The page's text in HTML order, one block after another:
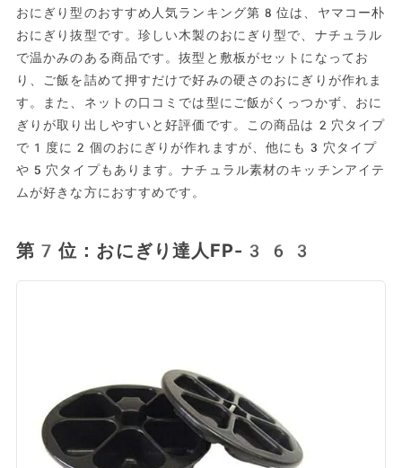
おにぎり型のおすすめ人気ランキング第8位は、ヤマコー朴
おにぎり抜型です。珍しい‎木製のおにぎり型で、ナチュラル
で温かみのある商品です。抜型と敷板がセットになってお
り、ご飯を詰めて押すだけで好みの硬さのおにぎりが作れま
す。また、ネットの口コミでは型にご飯がくっつかず、おに
ぎりが取り出しやすいと好評価です。この商品は2穴タイプ
で1度に2個のおにぎりが作れますが、他にも3穴タイプ
や5穴タイプもあります。ナチュラル素材のキッチンアイテ
ムが好きな方におすすめです。
第7位：おにぎり達人‎FP-363